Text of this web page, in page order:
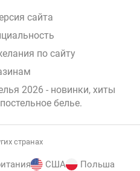
сайта
по сайту
2026 - новинки, хиты
белье.
странах
США Польша